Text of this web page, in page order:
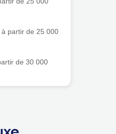
partir de 25 000
de 30 000